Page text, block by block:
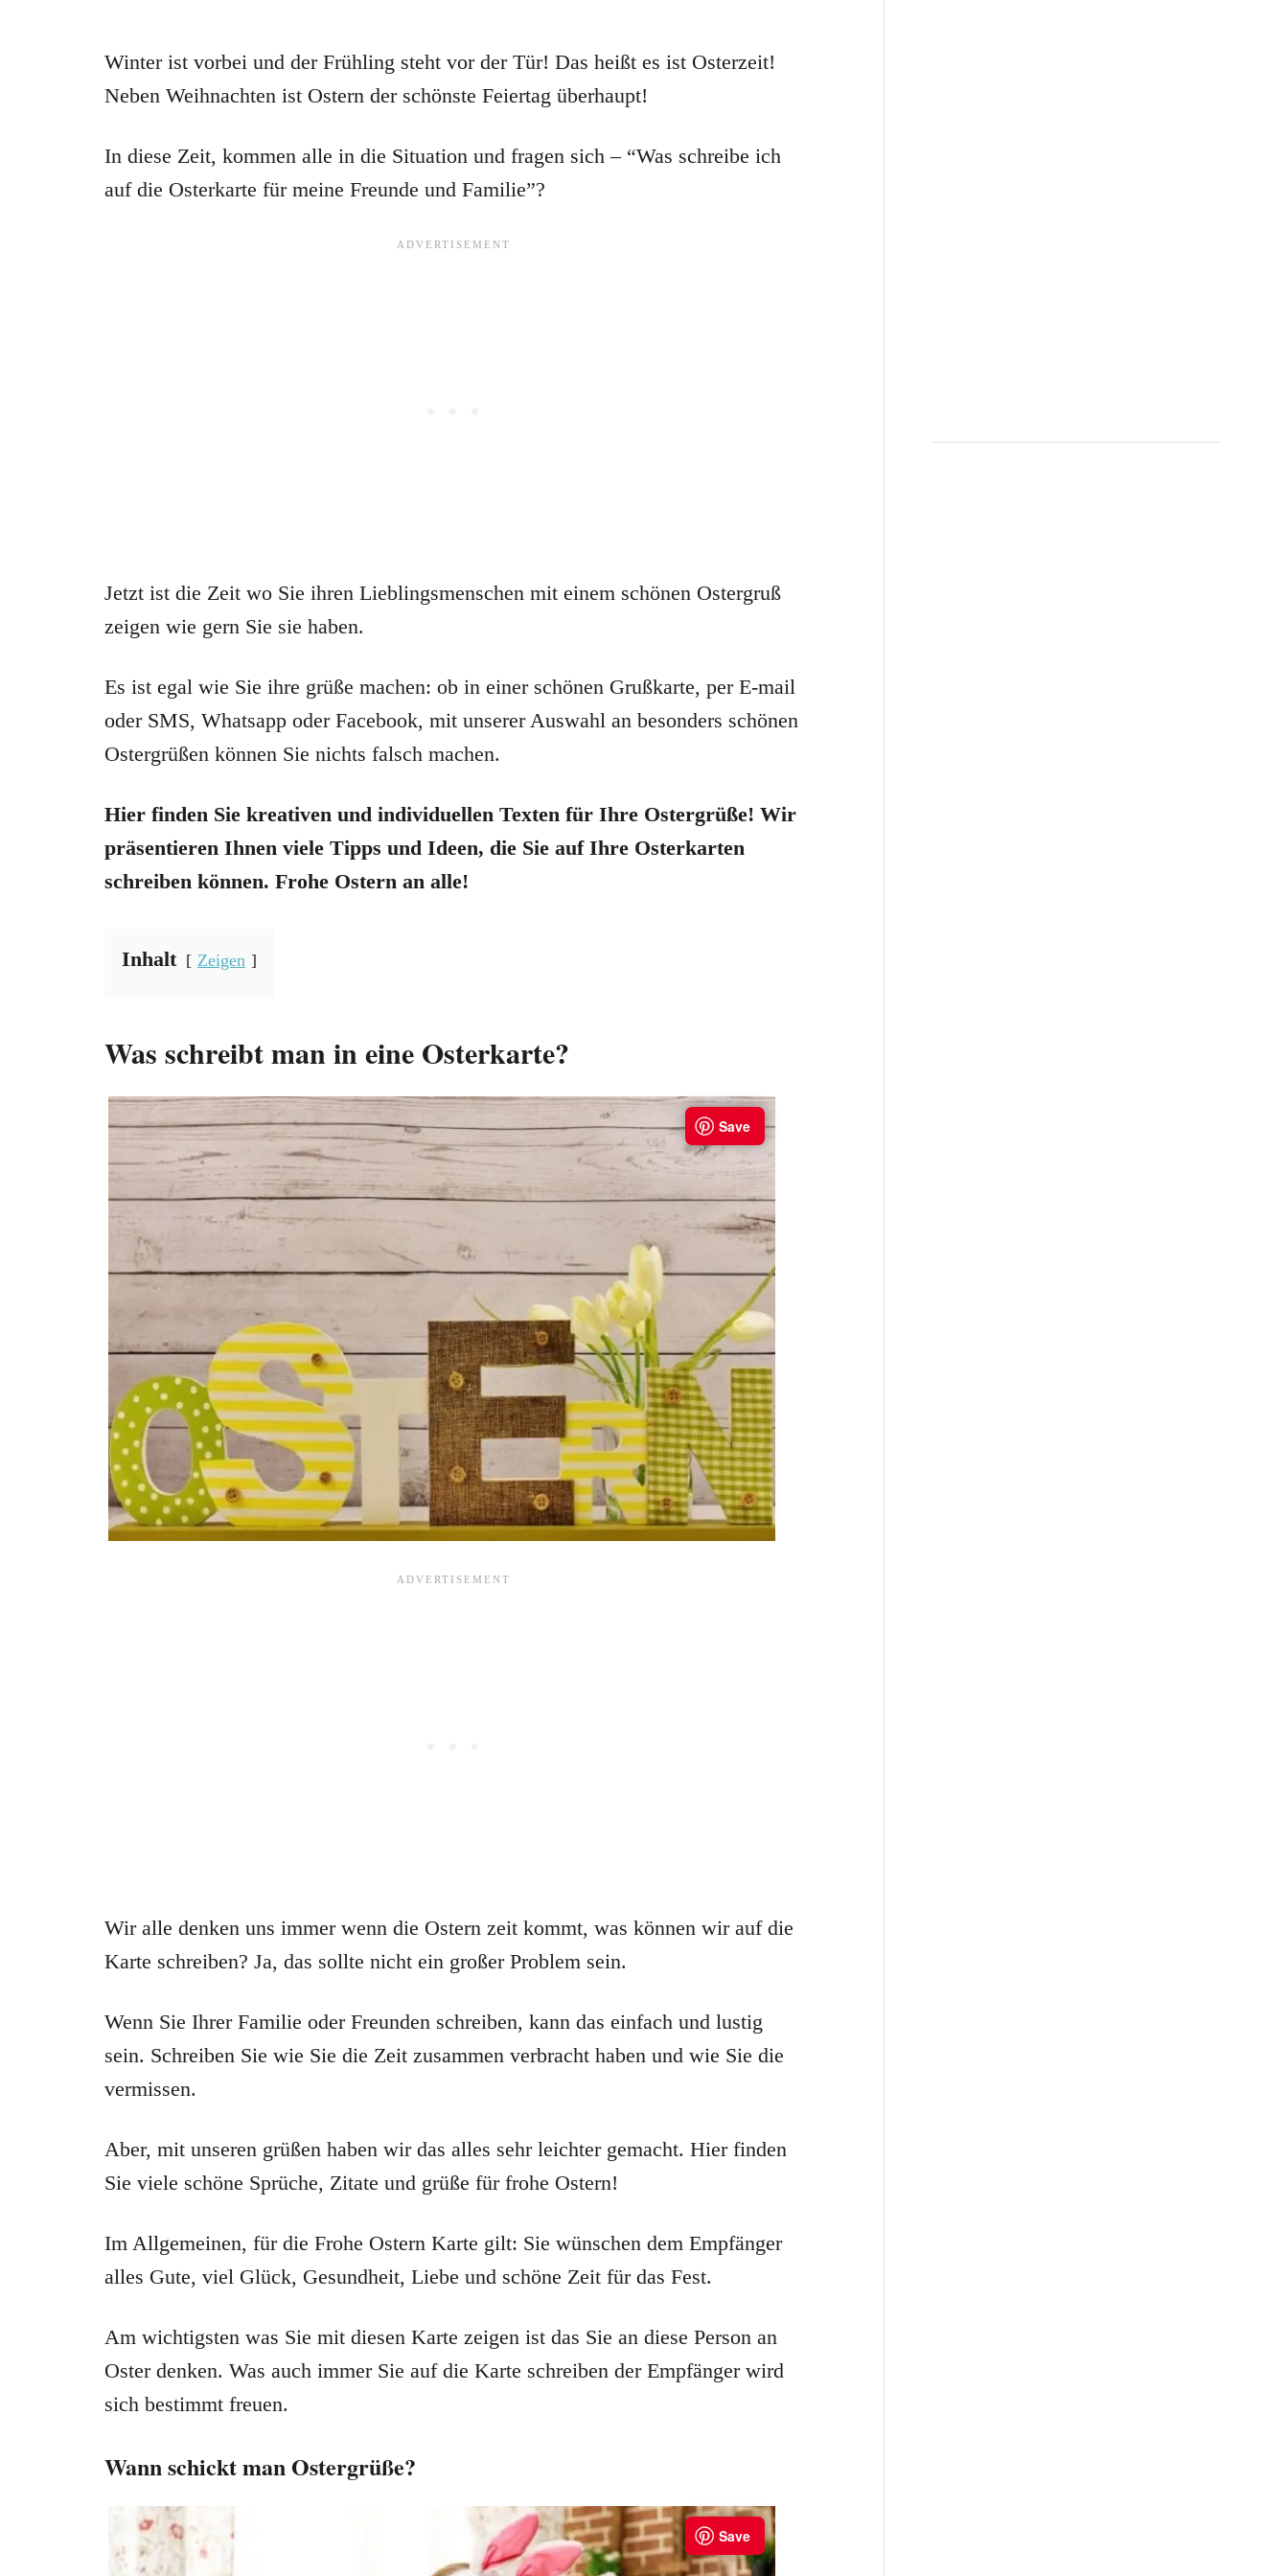
Winter ist vorbei und der Frühling steht vor der Tür! Das heißt es ist Osterzeit!
Neben Weihnachten ist Ostern der schönste Feiertag überhaupt!
In diese Zeit, kommen alle in die Situation und fragen sich – “Was schreibe ich
auf die Osterkarte für meine Freunde und Familie”?
Jetzt ist die Zeit wo Sie ihren Lieblingsmenschen mit einem schönen Ostergruß
zeigen wie gern Sie sie haben.
Es ist egal wie Sie ihre grüße machen: ob in einer schönen Grußkarte, per E-mail
oder SMS, Whatsapp oder Facebook, mit unserer Auswahl an besonders schönen
Ostergrüßen können Sie nichts falsch machen.
Hier finden Sie kreativen und individuellen Texten für Ihre Ostergrüße! Wir
präsentieren Ihnen viele Tipps und Ideen, die Sie auf Ihre Osterkarten
schreiben können. Frohe Ostern an alle!
Inhalt Zeigen
Was schreibt man in eine Osterkarte?
Wir alle denken uns immer wenn die Ostern zeit kommt, was können wir auf die
Karte schreiben? Ja, das sollte nicht ein großer Problem sein.
Wenn Sie Ihrer Familie oder Freunden schreiben, kann das einfach und lustig
sein. Schreiben Sie wie Sie die Zeit zusammen verbracht haben und wie Sie die
vermissen.
Aber, mit unseren grüßen haben wir das alles sehr leichter gemacht. Hier finden
Sie viele schöne Sprüche, Zitate und grüße für frohe Ostern!
Im Allgemeinen, für die Frohe Ostern Karte gilt: Sie wünschen dem Empfänger
alles Gute, viel Glück, Gesundheit, Liebe und schöne Zeit für das Fest.
Am wichtigsten was Sie mit diesen Karte zeigen ist das Sie an diese Person an
Oster denken. Was auch immer Sie auf die Karte schreiben der Empfänger wird
sich bestimmt freuen.
Wann schickt man Ostergrüße?